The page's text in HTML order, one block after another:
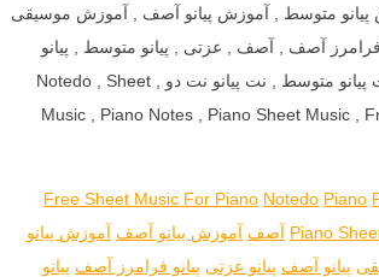
پیانو متوسط , آموزش پیانو آصف , آموزش موسیقی
فرامرز آصف , آصف , عزتی , پیانو متوسط , پیانو
آصف , پیانو عزتی , نت پیانو متوسط , نت پیانو نت دو , Notedo , Sheet
Music , Piano Notes , Piano Sheet Music ,
Free Sheet Music For Piano Notedo Piano
Piano آصف آموزش پیانو آصف آموزش پیانو
پیانو آصف پیانو عزتی پیانو فرامرز آصف پیانو